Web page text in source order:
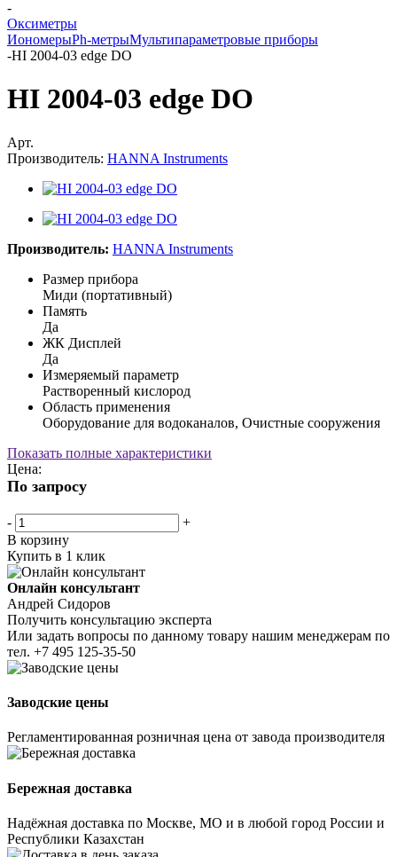
-
Оксиметры
ИономерыPh-метрыМультипараметровые приборы
-HI 2004-03 edge DO
HI 2004-03 edge DO
Арт.
Производитель: HANNA Instruments
Производитель: HANNA Instruments
Размер прибора
Миди (портативный)
Память
Да
ЖК Дисплей
Да
Измеряемый параметр
Растворенный кислород
Область применения
Оборудование для водоканалов, Очистные сооружения
Показать полные характеристики
Цена:
По запросу
-
+
В корзину
Купить в 1 клик
Онлайн консультант
Андрей Сидоров
Получить консультацию эксперта
Или задать вопросы по данному товару нашим менеджерам по
тел. +7 495 125-35-50
Заводские цены
Регламентированная розничная цена от завода производителя
Бережная доставка
Надёжная доставка по Москве, МО и в любой город России и
Республики Казахстан